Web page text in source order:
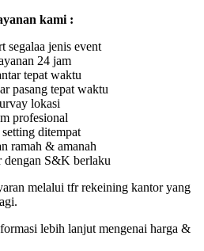
kami :
segalaa jenis event
24 jam
tepat waktu
pasang tepat waktu
lokasi
profesional
ditempat
ramah & amanah
dengan S&K berlaku
melalui tfr rekeining kantor yang
lebih lanjut mengenai harga &